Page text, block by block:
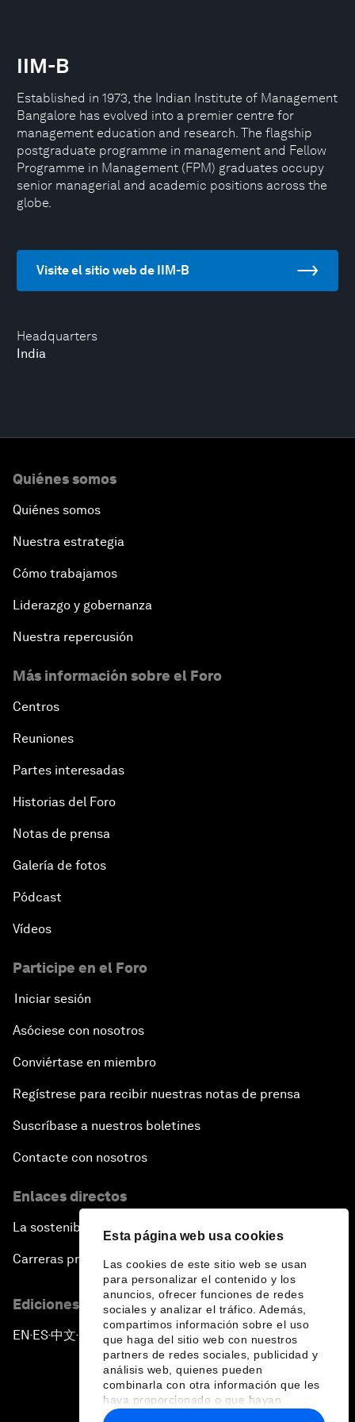
Esta página web usa cookies
Las cookies de este sitio web se usan
para personalizar el contenido y los
anuncios, ofrecer funciones de redes
sociales y analizar el tráfico. Además,
compartimos información sobre el uso
que haga del sitio web con nuestros
partners de redes sociales, publicidad y
análisis web, quienes pueden
combinarla con otra información que les
haya proporcionado o que hayan
recopilado a partir del uso que haya
Headquarters
India
IIM-B
Established in 1973, the Indian Institute of Management
Bangalore has evolved into a premier centre for
management education and research. The flagship
postgraduate programme in management and Fellow
Programme in Management (FPM) graduates occupy
senior managerial and academic positions across the
globe.
Visite el sitio web de IIM-B
Quiénes somos
Quiénes somos
Nuestra estrategia
Cómo trabajamos
Liderazgo y gobernanza
Nuestra repercusión
Más información sobre el Foro
Centros
Reuniones
Partes interesadas
Historias del Foro
Notas de prensa
Galería de fotos
Pódcast
Vídeos
Participe en el Foro
Iniciar sesión
Asóciese con nosotros
Conviértase en miembro
Regístrese para recibir nuestras notas de prensa
Suscríbase a nuestros boletines
Contacte con nosotros
Enlaces directos
La sostenibilidad en el Foro
Carreras profesionales
Ediciones en otros idiomas
EN ▪ES▪中文▪ 日本語